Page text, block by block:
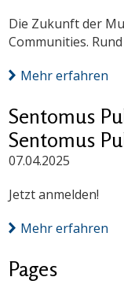
Die Zukunft der
Communities.
Mehr erfahren
Sentomus
Sentomus
07.04.2025
Jetzt anmelden!
Mehr erfahren
Pages